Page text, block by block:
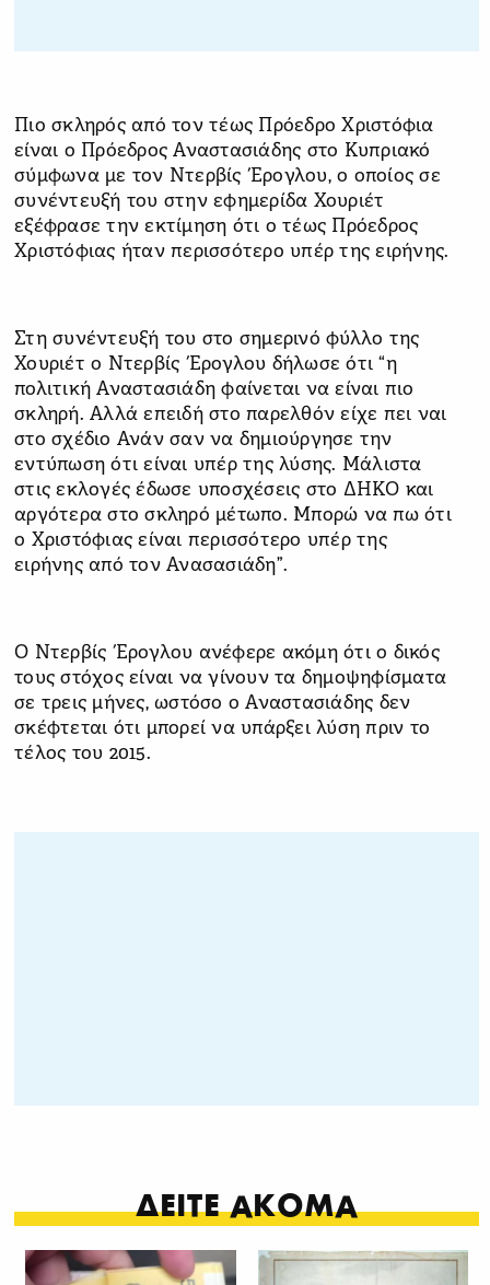
Πιο σκληρός από τον τέως Πρόεδρο Χριστόφια
είναι ο Πρόεδρος Αναστασιάδης στο Κυπριακό
σύμφωνα με τον Ντερβίς Έρογλου, ο οποίος σε
συνέντευξή του στην εφημερίδα Χουριέτ
εξέφρασε την εκτίμηση ότι ο τέως Πρόεδρος
Χριστόφιας ήταν περισσότερο υπέρ της ειρήνης.
Στη συνέντευξή του στο σημερινό φύλλο της
Χουριέτ ο Ντερβίς Έρογλου δήλωσε ότι “η
πολιτική Αναστασιάδη φαίνεται να είναι πιο
σκληρή. Αλλά επειδή στο παρελθόν είχε πει ναι
στο σχέδιο Ανάν σαν να δημιούργησε την
εντύπωση ότι είναι υπέρ της λύσης. Μάλιστα
στις εκλογές έδωσε υποσχέσεις στο ΔΗΚΟ και
αργότερα στο σκληρό μέτωπο. Μπορώ να πω ότι
ο Χριστόφιας είναι περισσότερο υπέρ της
ειρήνης από τον Ανασασιάδη”.
Ο Ντερβίς Έρογλου ανέφερε ακόμη ότι ο δικός
τους στόχος είναι να γίνουν τα δημοψηφίσματα
σε τρεις μήνες, ωστόσο ο Αναστασιάδης δεν
σκέφτεται ότι μπορεί να υπάρξει λύση πριν το
τέλος του 2015.
ΔΕΙΤΕ ΑΚΟΜΑ